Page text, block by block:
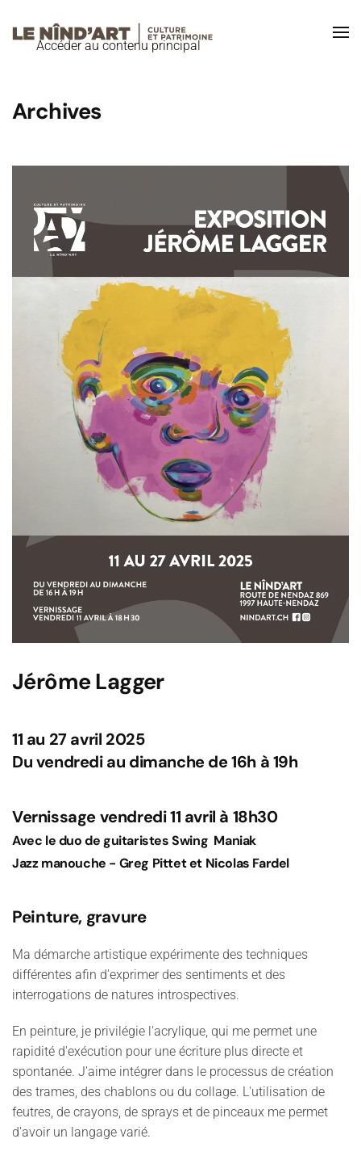
Accéder au contenu principal
Archives
Jérôme Lagger
11 au 27 avril 2025
Du vendredi au dimanche de 16h à 19h
Vernissage vendredi 11 avril à 18h30
Avec leduo de guitaristes Swing Maniak
Jazz manouche - Greg Pittet et Nicolas Fardel
Peinture, gravure
Ma démarche artistique expérimente des techniques
différentes afin d'exprimer des sentiments et des
interrogations de natures introspectives.
En peinture, je privilégie l'acrylique, qui me permet une
rapidité d'exécution pour une écriture plus directe et
spontanée. J'aime intégrer dans le processus de création
des trames, des chablons ou du collage. L'utilisation de
feutres, de crayons, de sprays et de pinceaux me permet
d'avoir un langage varié.